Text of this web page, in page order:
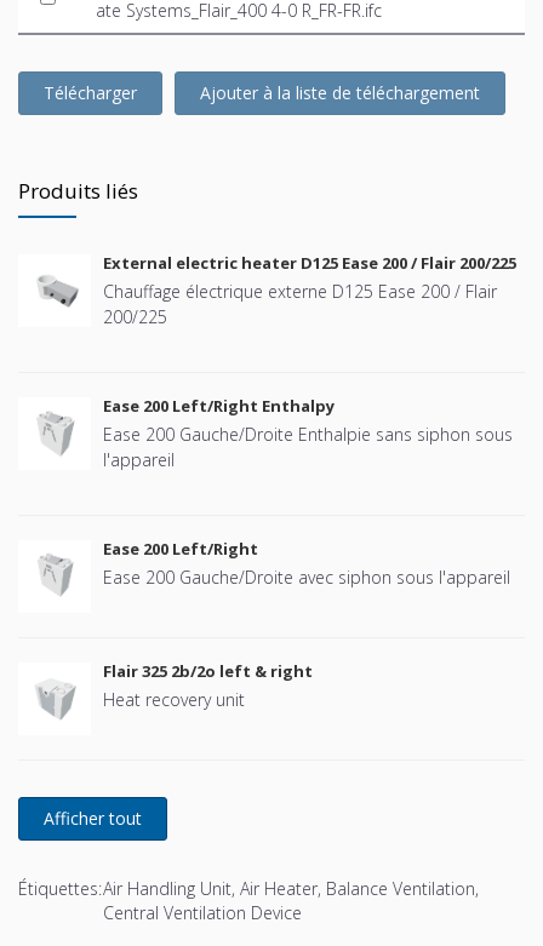
ate Systems_Flair_400 4-0 R_FR-FR.ifc
Télécharger Ajouter à la liste de téléchargement
Produits liés
External electric heater D125 Ease 200 / Flair 200/225
Chauffage électrique externe D125 Ease 200 / Flair
200/225
Ease 200 Left/Right Enthalpy
Ease 200 Gauche/Droite Enthalpie sans siphon sous
l'appareil
Ease 200 Left/Right
Ease 200 Gauche/Droite avec siphon sous l'appareil
Flair 325 2b/2o left & right
Heat recovery unit
Étiquettes:Air Handling Unit, Air Heater, Balance Ventilation,
Central Ventilation Device